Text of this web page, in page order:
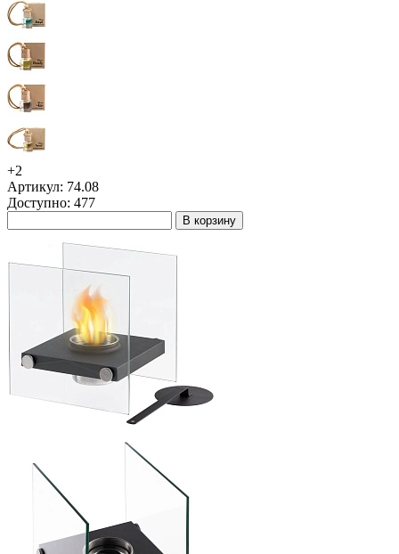
+2
Артикул: 74.08
Доступно: 477
В корзину